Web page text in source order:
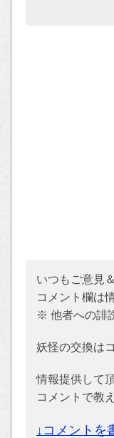
いつもご意見
コメント欄は
※ 他者への誹
妖怪の交換は
情報提供して
コメントで教
↓コメントを